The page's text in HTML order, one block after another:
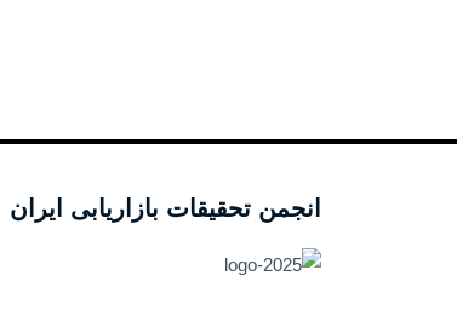
انجمن تحقیقات بازاریابی ایران